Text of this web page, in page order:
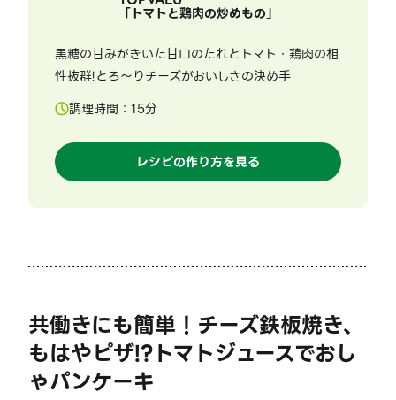
「トマトと鶏肉の炒めもの」
黒糖の甘みがきいた甘口のたれとトマト・鶏肉の相
性抜群!とろ～りチーズがおいしさの決め手
調理時間： 15分
レシピの作り方を見る
共働きにも簡単！チーズ鉄板焼き、
もはやピザ!?トマトジュースでおし
ゃパンケーキ